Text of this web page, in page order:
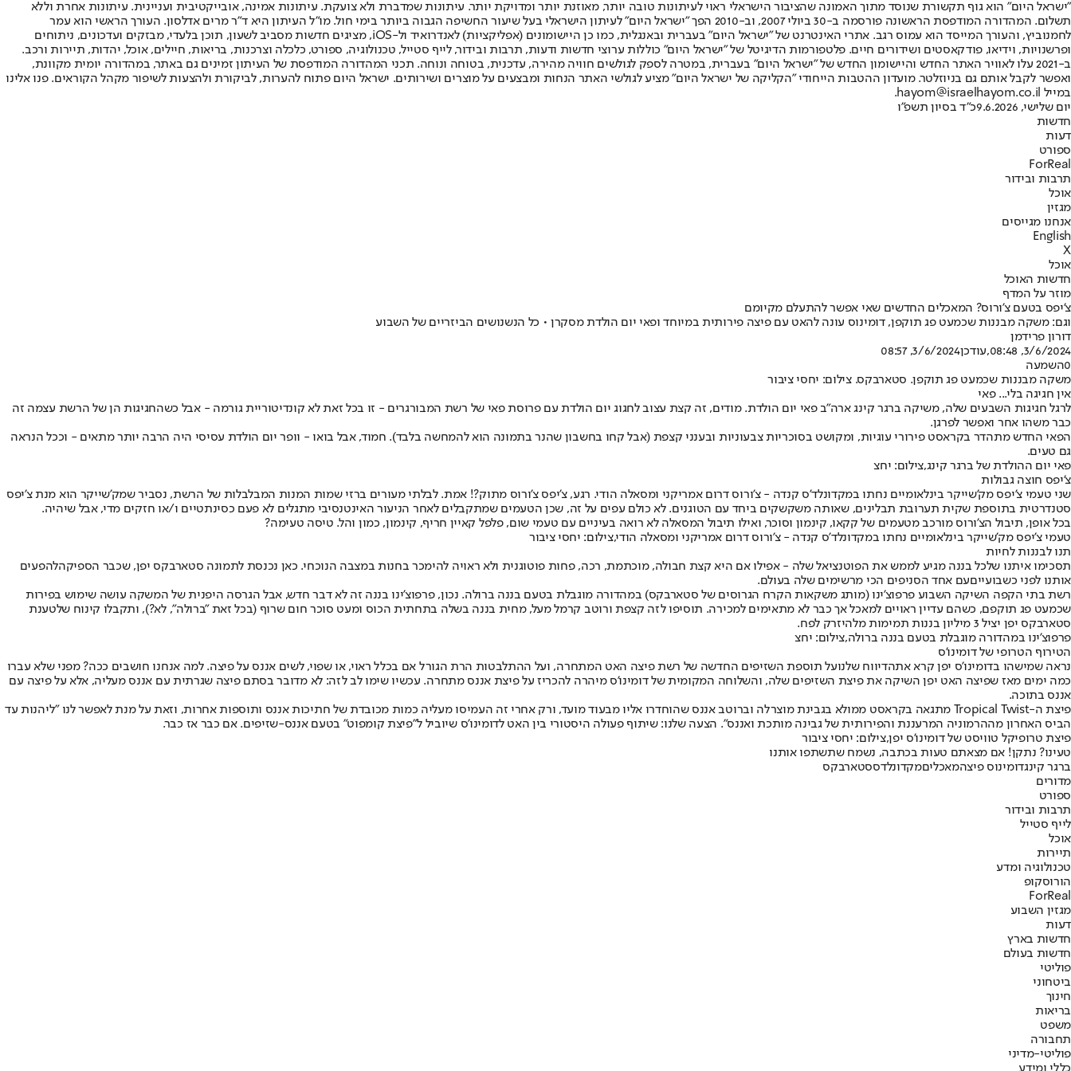
"ישראל היום" הוא גוף תקשורת שנוסד מתוך האמונה שהציבור הישראלי ראוי לעיתונות טובה יותר, מאוזנת יותר ומדויקת יותר. עיתונות שמדברת ולא צועקת. עיתונות אמינה, אובייקטיבית ועניינית. עיתונות אחרת וללא
תשלום. המהדורה המודפסת הראשונה פורסמה ב-30 ביולי 2007, וב-2010 הפך "ישראל היום" לעיתון הישראלי בעל שיעור החשיפה הגבוה ביותר בימי חול. מו"ל העיתון היא ד"ר מרים אדלסון. העורך הראשי הוא עמר
לחמנוביץ, והעורך המייסד הוא עמוס רגב. אתרי האינטרנט של "ישראל היום" בעברית ובאנגלית, כמו כן היישומונים (אפליקציות) לאנדרואיד ול-iOS, מציגים חדשות מסביב לשעון, תוכן בלעדי, מבזקים ועדכונים, ניתוחים
ופרשנויות, וידיאו, פודקאסטים ושידורים חיים. פלטפורמות הדיגיטל של "ישראל היום" כוללות ערוצי חדשות ודעות, תרבות ובידור, לייף סטייל, טכנולוגיה, ספורט, כלכלה וצרכנות, בריאות, חיילים, אוכל, יהדות, תיירות ורכב.
ב-2021 עלו לאוויר האתר החדש והיישומון החדש של "ישראל היום" בעברית, במטרה לספק לגולשים חוויה מהירה, עדכנית, בטוחה ונוחה. תכני המהדורה המודפסת של העיתון זמינים גם באתר, במהדורה יומית מקוונת,
ואפשר לקבל אותם גם בניוזלטר. מועדון ההטבות הייחודי "הקליקה של ישראל היום" מציע לגולשי האתר הנחות ומבצעים על מוצרים ושירותים. ישראל היום פתוח להערות, לביקורת ולהצעות לשיפור מקהל הקוראים. פנו אלינו
במייל hayom@israelhayom.co.il.
יום שלישי, 9.6.2026
כ"ד בסיון תשפ"ו
חדשות
דעות
ספורט
ForReal
תרבות ובידור
אוכל
מגזין
אנחנו מגייסים
English
X
אוכל
חדשות האוכל
מוזר על המדף
צ'יפס בטעם צ'ורוס? המאכלים החדשים שאי אפשר להתעלם מקיומם
וגם: משקה מבננות שכמעט פג תוקפן, דומינוס עונה להאט עם פיצה פירותית במיוחד ופאי יום הולדת מסקרן • כל הנשנושים הביזריים של השבוע
דורון פרידמן
3/6/2024, 08:48
,עודכן3/6/2024, 08:57
0השמעה
משקה מבננות שכמעט פג תוקפן. סטארבקס. צילום: יחסי ציבור
אין חגיגה בלי... פאי
לרגל חגיגות השבעים שלה, משיקה ברגר קינג ארה"ב פאי יום הולדת. מודים, זה קצת עצוב לחגוג יום הולדת עם פרוסת פאי של רשת המבורגרים - זו בכל זאת לא קונדיטוריית גורמה - אבל כשהחגיגות הן של הרשת עצמה זה
כבר משהו אחר ואפשר לפרגן.
הפאי החדש מתהדר בקראסט פירורי עוגיות, ומקושט בסוכריות צבעוניות ובענני קצפת (אבל קחו בחשבון שהנר בתמונה הוא להמחשה בלבד). חמוד, אבל בואו - וופר יום הולדת עסיסי היה הרבה יותר מתאים - וככל הנראה
גם טעים.
פאי יום ההולדת של ברגר קינג,צילום: יחצ
צ'יפס חוצה גבולות
שני טעמי צ'יפס מק'שייקר בינלאומיים נחתו במקדונלד'ס קנדה - צ'ורוס דרום אמריקני ומסאלה הודי. רגע, צ'יפס צ'ורוס מתוק?! אמת. לבלתי מעורים ברזי שמות המנות המבלבלות של הרשת, נסביר שמק'שייקר הוא מנת צ'יפס
סטנדרטית בתוספת שקית תערובת תבלינים, שאותה משקשקים ביחד עם הטוגנים. לא כולם עפים על זה, שכן הטעמים שמתקבלים לאחר הניעור האינטנסיבי מתגלים לא פעם כסינתטיים ו/או חזקים מדי, אבל שיהיה.
בכל אופן, תיבול הצ'ורוס מורכב מטעמים של קקאו, קינמון וסוכר, ואילו תיבול המסאלה לא רואה בעיניים עם טעמי שום, פלפל קאיין חריף, קינמון, כמון והל. טיסה טעימה?
טעמי צ'יפס מק'שייקר בינלאומיים נחתו במקדונלד'ס קנדה - צ'ורוס דרום אמריקני ומסאלה הודי,צילום: יחסי ציבור
תנו לבננות לחיות
תסכימו איתנו שלכל בננה מגיע לממש את הפוטנציאל שלה - אפילו אם היא קצת חבולה, מוכתמת, רכה, פחות פוטוגנית ולא ראויה להימכר בחנות במצבה הנוכחי. כאן נכנסת לתמונה סטארבקס יפן, שכבר הספיקהלהפעים
אותנו לפני כשבועייםעם אחד הסניפים הכי מרשימים שלה בעולם.
רשת בתי הקפה השיקה השבוע פרפוצ'ינו (מותג משקאות הקרח הגרוסים של סטארבקס) במהדורה מוגבלת בטעם בננה ברולה. נכון, פרפוצ'ינו בננה זה לא דבר חדש, אבל הגרסה היפנית של המשקה עושה שימוש בפירות
שכמעט פג תוקפם, כשהם עדיין ראויים למאכל אך כבר לא מתאימים למכירה. תוסיפו לזה קצפת ורוטב קרמל מעל, מחית בננה בשלה בתחתית הכוס ומעט סוכר חום שרוף (בכל זאת "ברולה", לא?), ותקבלו קינוח שלטענת
סטארבקס יפן יציל 3 מיליון בננות תמימות מלהיזרק לפח.
פרפוצ'ינו במהדורה מוגבלת בטעם בננה ברולה,צילום: יחצ
הטירוף הטרופי של דומינו'ס
נראה שמישהו בדומינו'ס יפן קרא אתהדיווח שלנועל תוספת השזיפים החדשה של רשת פיצה האט המתחרה, ועל ההתלבטות הרת הגורל אם בכלל ראוי, או שפוי, לשים אננס על פיצה. למה אנחנו חושבים ככה? מפני שלא עברו
כמה ימים מאז שפיצה האט יפן השיקה את פיצת השזיפים שלה, והשלוחה המקומית של דומינו'ס מיהרה להכריז על פיצת אננס מתחרה. עכשיו שימו לב לזה: לא מדובר בסתם פיצה שגרתית עם אננס מעליה, אלא על פיצה עם
אננס בתוכה.
פיצת ה-Tropical Twist מתגאה בקראסט ממולא בגבינת מוצרלה וברוטב אננס שהוחדרו אליו מבעוד מועד, ורק אחרי זה העמיסו מעליה כמות מכובדת של חתיכות אננס ותוספות אחרות, וזאת על מנת לאפשר לנו "ליהנות עד
הביס האחרון מההרמוניה המרעננת והפירותית של גבינה מותכת ואננס". הצעה שלנו: שיתוף פעולה היסטורי בין האט לדומינו'ס שיוביל ל"פיצת קומפוט" בטעם אננס-שזיפים. אם כבר אז כבר.
פיצת טרופיקל טוויסט של דומינו'ס יפן,צילום: יחסי ציבור
טעינו? נתקן! אם מצאתם טעות בכתבה, נשמח שתשתפו אותנו
ברגר קינגדומינוס פיצהמאכליםמקדונלדססטארבקס
מדורים
ספורט
תרבות ובידור
לייף סטייל
אוכל
תיירות
טכנולוגיה ומדע
הורוסקופ
ForReal
מגזין השבוע
דעות
חדשות בארץ
חדשות בעולם
פוליטי
ביטחוני
חינוך
בריאות
משפט
תחבורה
פוליטי-מדיני